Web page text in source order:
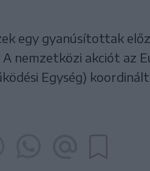
egy gyanúsítottak
A nemzetközi akciót az
Egység)